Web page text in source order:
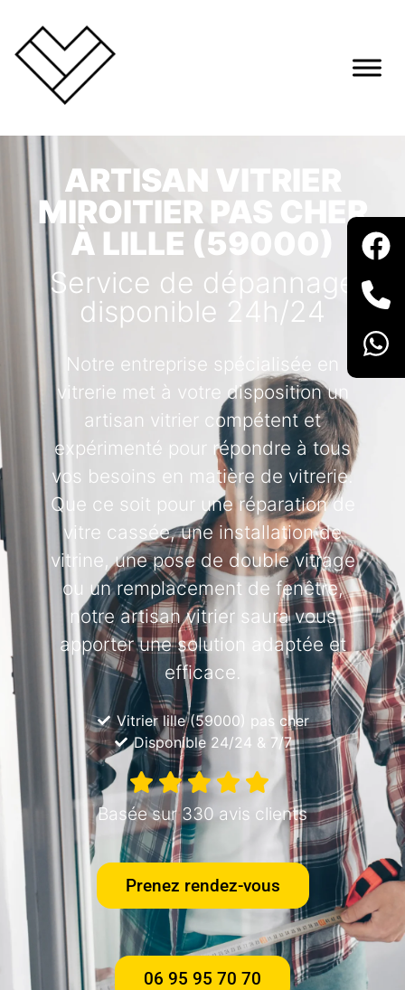
ARTISAN VITRIER
MIROITIER PAS CHER
À LILLE (59000)
Service de dépannage
disponible 24h/24
Notre entreprise spécialisée en
vitrerie met à votre disposition un
artisan vitrier compétent et
expérimenté pour répondre à tous
vos besoins en matière de vitrerie.
Que ce soit pour une réparation de
vitre cassée, une installation de
vitrine, une pose de double vitrage
ou un remplacement de fenêtre,
notre artisan vitrier saura vous
apporter une solution adaptée et
efficace.
Vitrier lille (59000) pas cher
Disponible 24/24 & 7/7
Basée sur 330 avis clients
Prenez rendez-vous
06 95 95 70 70